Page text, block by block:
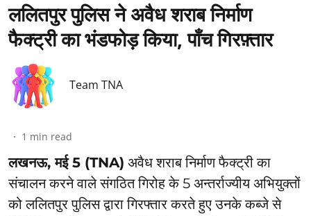
ललितपुर पुलिस ने अवैध शराब निर्माण
फैक्ट्री का भंडफोड़ किया, पाँच गिरफ़्तार
Team TNA
1 min read
लखनऊ, मई 5 (TNA) अवैध शराब निर्माण फैक्ट्री का
संचालन करने वाले संगठित गिरोह के 5 अन्तर्राज्यीय अभियुक्तों
को ललितपुर पुलिस द्वारा गिरफ्तार करते हुए उनके कब्जे से